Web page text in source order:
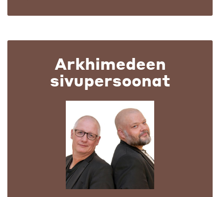
Arkhimedeen
sivupersoonat